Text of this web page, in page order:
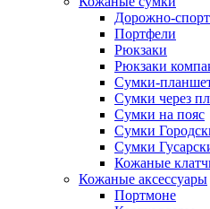
Дорожно-
Портфели
Рюкзаки
Рюкзаки
Сумки-
Сумки через
Сумки на пояс
Сумки
Сумки
Кожаные
Кожаные аксессуары
Портмоне